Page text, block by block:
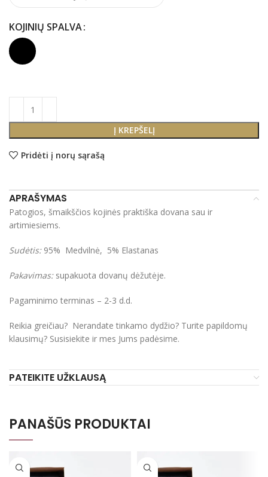
KOJINIŲ SPALVA
Į KREPŠELĮ
Pridėti į norų sąrašą
APRAŠYMAS
Patogios, šmaikščios kojinės praktiška dovana sau ir
artimiesiems.
Sudėtis:95% Medvilnė, 5% Elastanas
Pakavimas:supakuota dovanų dėžutėje.
Pagaminimo terminas – 2-3 d.d.
Reikia greičiau? Nerandate tinkamo dydžio? Turite papildomų
klausimų? Susisiekite ir mes Jums padėsime.
PATEIKITE UŽKLAUSĄ
PANAŠŪS PRODUKTAI